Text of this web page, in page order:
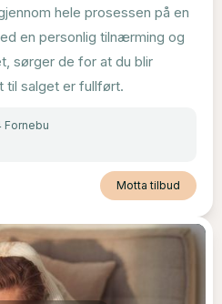
hele prosessen på en
en personlig tilnærming og
sørger de for at du blir
til salget er fullført.
Fornebu
Motta tilbud